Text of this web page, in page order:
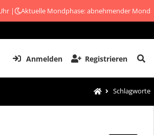
| Aktuelle Mondphase: abnehmender Mond
Anmelden Registrieren
Schlagworte